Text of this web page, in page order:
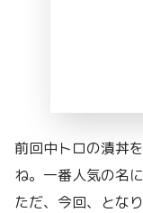
前回中トロの漬丼
ね。一番人気の名
ただ、今回、とな